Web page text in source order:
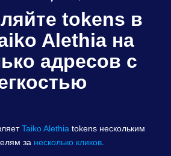
tokens в
Alethia на
адресов с
Taiko Alethia tokens нескольким
за несколько кликов.